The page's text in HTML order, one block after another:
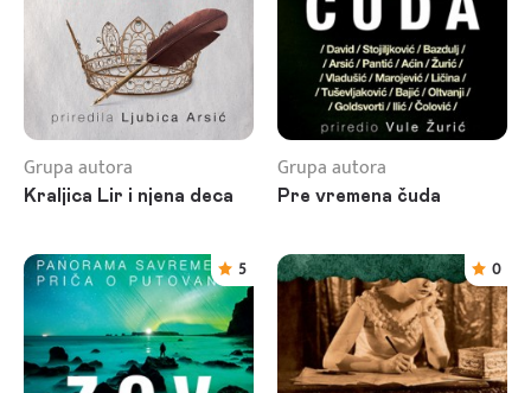
Grupa autora
Kraljica Lir i njena deca
Grupa autora
Pre vremena čuda
5 0